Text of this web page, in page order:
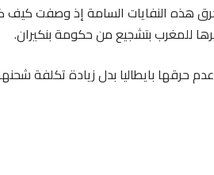
هذه النفايات السامة إذ وصفت كيف
للمغرب بتشجيع من حكومة بنكيران.
حرقها بايطاليا بدل زيادة تكلفة